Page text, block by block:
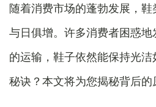
随着消费市场的蓬勃发展，
与日俱增。许多消费者困惑
的运输，鞋子依然能保持光
秘诀？本文将为您揭秘背后的